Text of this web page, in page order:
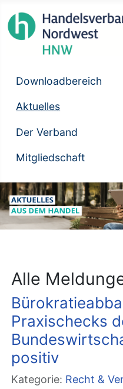
Downloadbereich
Aktuelles
Der Verband
Mitgliedschaft
Alle
Praxischecks
positiv
Kategorie: Recht &